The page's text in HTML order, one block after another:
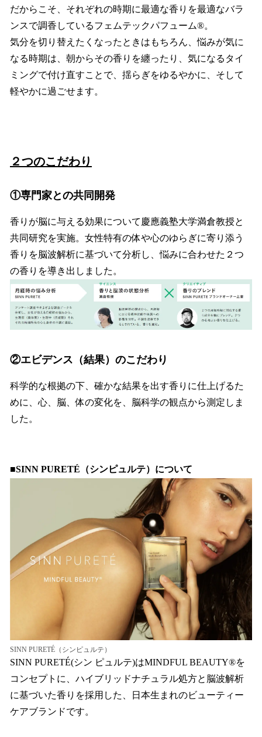
だからこそ、それぞれの時期に最適な香りを最適なバラ
ンスで調香しているフェムテックパフューム®。
気分を切り替えたくなったときはもちろん、悩みが気に
なる時期は、朝からその香りを纏ったり、気になるタイ
ミングで付け直すことで、揺らぎをゆるやかに、そして
軽やかに過ごせます。
２つのこだわり
①専門家との共同開発
香りが脳に与える効果について慶應義塾大学満倉教授と
共同研究を実施。女性特有の体や心のゆらぎに寄り添う
香りを脳波解析に基づいて分析し、悩みに合わせた２つ
の香りを導き出しました。
②エビデンス（結果）のこだわり
科学的な根拠の下、確かな結果を出す香りに仕上げるた
めに、心、脳、体の変化を、脳科学の観点から測定しま
した。
■SINN PURETÉ（シンピュルテ）について
SINN PURETÉ（シンピュルテ）
SINN PURETÉ(シン ピュルテ)はMINDFUL BEAUTY®を
コンセプトに、ハイブリッドナチュラル処方と脳波解析
に基づいた香りを採用した、日本生まれのビューティー
ケアブランドです。